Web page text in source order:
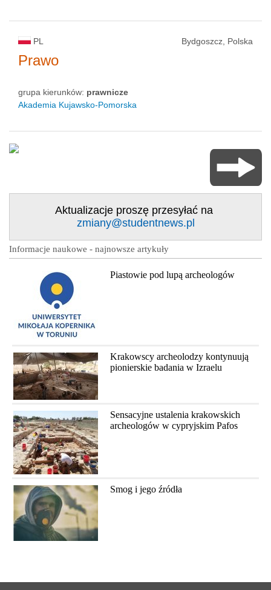
PL Bydgoszcz, Polska
Prawo
grupa kierunków: prawnicze
Akademia Kujawsko-Pomorska
Aktualizacje proszę przesyłać na
zmiany@studentnews.pl
Informacje naukowe - najnowsze artykuły
Piastowie pod lupą archeologów
Krakowscy archeolodzy kontynuują
pionierskie badania w Izraelu
Sensacyjne ustalenia krakowskich
archeologów w cypryjskim Pafos
Smog i jego źródła